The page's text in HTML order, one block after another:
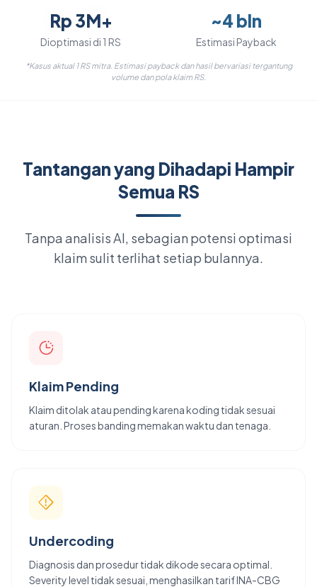
Rp 3M+
Dioptimasi di 1 RS
~4 bln
Estimasi Payback
*Kasus aktual 1 RS mitra. Estimasi payback dan hasil bervariasi tergantung
volume dan pola klaim RS.
Tantangan yang Dihadapi Hampir
Semua RS
Tanpa analisis AI, sebagian potensi optimasi
klaim sulit terlihat setiap bulannya.
Klaim Pending
Klaim ditolak atau pending karena koding tidak sesuai
aturan. Proses banding memakan waktu dan tenaga.
Undercoding
Diagnosis dan prosedur tidak dikode secara optimal.
Severity level tidak sesuai, menghasilkan tarif INA-CBG